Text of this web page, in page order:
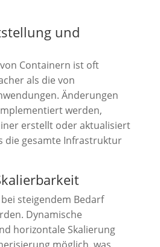
und
Containern ist oft
als die von
Änderungen
werden,
erstellt oder aktualisiert
die gesamte Infrastruktur
steigendem Bedarf
Dynamische
horizontale Skalierung